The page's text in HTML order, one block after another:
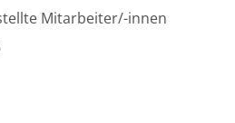
Mitarbeiter/-innen